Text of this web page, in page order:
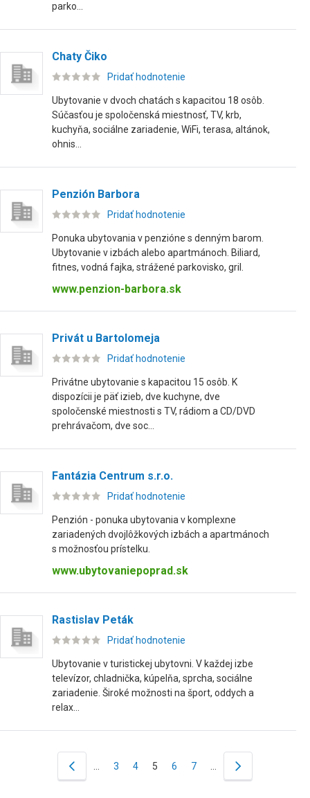
parko...
Chaty Čiko
Pridať hodnotenie
Ubytovanie v dvoch chatách s kapacitou 18 osôb.
Súčasťou je spoločenská miestnosť, TV, krb,
kuchyňa, sociálne zariadenie, WiFi, terasa, altánok,
ohnis...
Penzión Barbora
Pridať hodnotenie
Ponuka ubytovania v penzióne s denným barom.
Ubytovanie v izbách alebo apartmánoch. Biliard,
fitnes, vodná fajka, strážené parkovisko, gril.
www.penzion-barbora.sk
Privát u Bartolomeja
Pridať hodnotenie
Privátne ubytovanie s kapacitou 15 osôb. K
dispozícii je päť izieb, dve kuchyne, dve
spoločenské miestnosti s TV, rádiom a CD/DVD
prehrávačom, dve soc...
Fantázia Centrum s.r.o.
Pridať hodnotenie
Penzión - ponuka ubytovania v komplexne
zariadených dvojlôžkových izbách a apartmánoch
s možnosťou prístelku.
www.ubytovaniepoprad.sk
Rastislav Peták
Pridať hodnotenie
Ubytovanie v turistickej ubytovni. V každej izbe
televízor, chladnička, kúpelňa, sprcha, sociálne
zariadenie. Široké možnosti na šport, oddych a
relax...
3 4 5 6 7